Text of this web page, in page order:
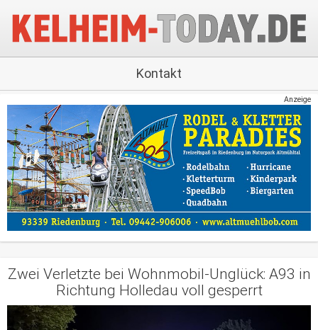
Kontakt
Anzeige
Zwei Verletzte bei Wohnmobil-Unglück: A93 in
Richtung Holledau voll gesperrt